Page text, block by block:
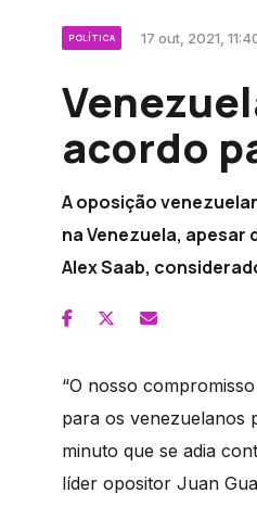
POLÍTICA 17 out, 2021,
acordo
A oposição
na Venezuela,
Alex Saab,
“O nosso
para os venezuelanos
minuto que se adia
líder opositor Juan